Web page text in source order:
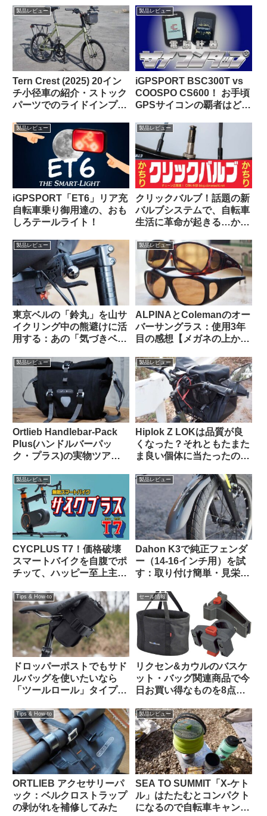
製品レビュー
Tern Crest (2025) 20イン
チ小径車の紹介・ストック
パーツでのライドインプレ
い上質なミニベロ】
製品レビュー
iGPSPORT BSC300T vs
COOSPO CS600！ お手頃
GPSサイコンの覇者はどっ
製品レビュー
iGPSPORT「ET6」リア充
自転車乗り御用達の、おも
しろテールライト！
製品レビュー
クリックバルブ！話題の新
バルブシステムで、自転車
生活に革命が起きる…か
製品レビュー
東京ベルの「鈴丸」を山サ
イクリング中の熊避けに活
用する：あの「気づきベ
るようにした感じで超便利
製品レビュー
ALPINAとColemanのオー
バーサングラス：使用3年
目の感想【メガネの上から
円】
製品レビュー
Ortlieb Handlebar-Pack
Plus(ハンドルバーパッ
ク・プラス)の実物ツア
みよう
製品レビュー
Hiplok Z LOKは品質が良
くなった？それともたまた
ま良い個体に当たったの
製品レビュー
CYCPLUS T7！価格破壊
スマートバイクを自腹でポ
チッて、ハッピー至上主
製品レビュー
Dahon K3で純正フェンダ
ー（14-16インチ用）を試
す：取り付け簡単・見栄え
きる？
Tips & How-to
ドロッパーポストでもサド
ルバッグを使いたいなら
「ツールロール」タイプも
セール情報
リクセン&カウルのバスケ
ット・バッグ関連商品で今
日お買い得なものを8点ご
Tips & How-to
ORTLIEB アクセサリーパ
ック：ベルクロストラップ
の剥がれを補修してみた
製品レビュー
SEA TO SUMMIT「X-ケト
ル」はたたむとコンパクト
になるので自転車キャンツ